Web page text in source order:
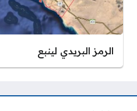
الرمز البريدي لينبع